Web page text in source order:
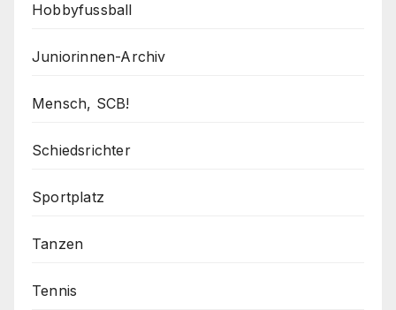
Hobbyfussball
Juniorinnen-Archiv
Mensch, SCB!
Schiedsrichter
Sportplatz
Tanzen
Tennis